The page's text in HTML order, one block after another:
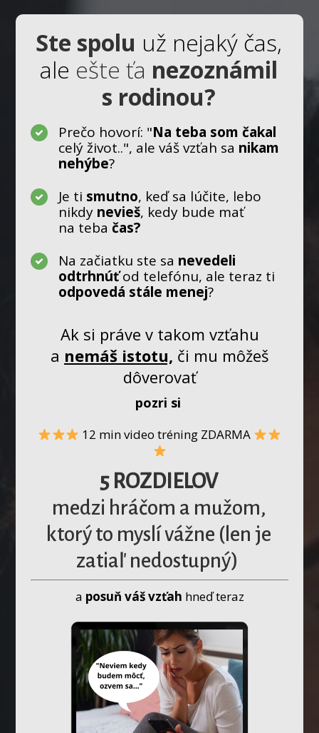
Ste spolu už nejaký čas,
ale ešte ťa nezoznámil
s rodinou?
Prečo hovorí: "Na teba som čakal
celý život..", ale váš vzťah sa nikam
nehýbe?
Je ti smutno, keď sa lúčite, lebo
nikdy nevieš, kedy bude mať
na tebačas?
Na začiatku ste sa nevedeli
odtrhnúťod telefónu, ale teraz ti
odpovedá stále menej?
Ak si práve v takom vzťahu
a nemáš istotu, či mu môžeš
dôverovať
pozri si
12 min video tréning ZDARMA
5 ROZDIELOV
medzi hráčom a mužom,
ktorý to myslí vážne (len je
zatiaľ nedostupný)
a posuň váš vzťah hneď teraz